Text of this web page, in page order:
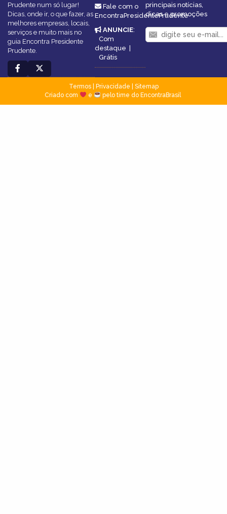
Prudente num só lugar!
Dicas, onde ir, o que fazer, as
melhores empresas, locais,
serviços e muito mais no
guia Encontra Presidente
Prudente.
Fale com o
EncontraPresidentePrudente
ANUNCIE:
Com
destaque |
Grátis
principais notícias,
dicas e promoções
Termos| Privacidade
Sitemap
Criado com
e pelo time do EncontraBrasil